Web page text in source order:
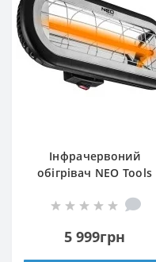
Інфрачервоний
обігрівач NEO Tools
5 999грн